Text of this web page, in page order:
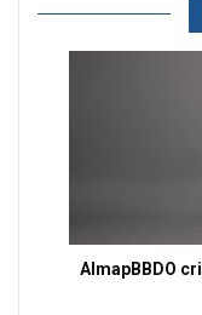
AlmapBBDO